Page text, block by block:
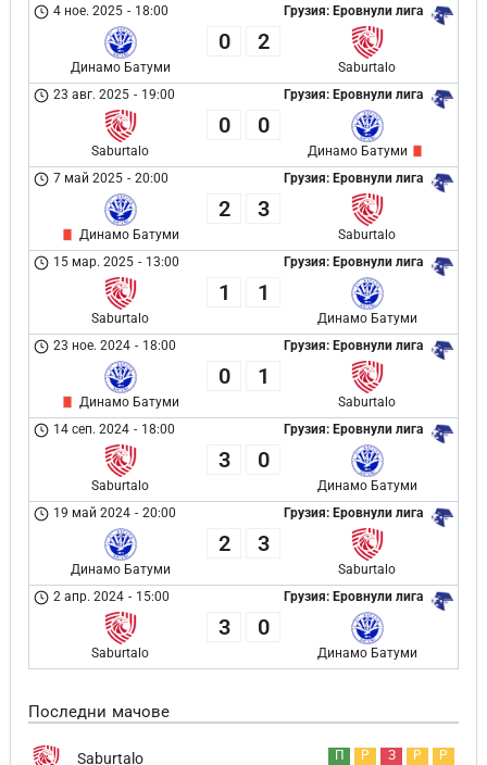
Грузия: Еровнули лига
4 ное. 2025 - 18:00
Динамо Батуми
0 2
Saburtalo
Грузия: Еровнули лига
23 авг. 2025 - 19:00
Saburtalo
0 0
Динамо Батуми
Грузия: Еровнули лига
7 май 2025 - 20:00
Динамо Батуми
2 3
Saburtalo
Грузия: Еровнули лига
15 мар. 2025 - 13:00
Saburtalo
1 1
Динамо Батуми
Грузия: Еровнули лига
23 ное. 2024 - 18:00
Динамо Батуми
0 1
Saburtalo
Грузия: Еровнули лига
14 сеп. 2024 - 18:00
Saburtalo
3 0
Динамо Батуми
Грузия: Еровнули лига
19 май 2024 - 20:00
Динамо Батуми
2 3
Saburtalo
Грузия: Еровнули лига
2 апр. 2024 - 15:00
Saburtalo
3 0
Динамо Батуми
Последни мачове
Saburtalo П Р З Р Р